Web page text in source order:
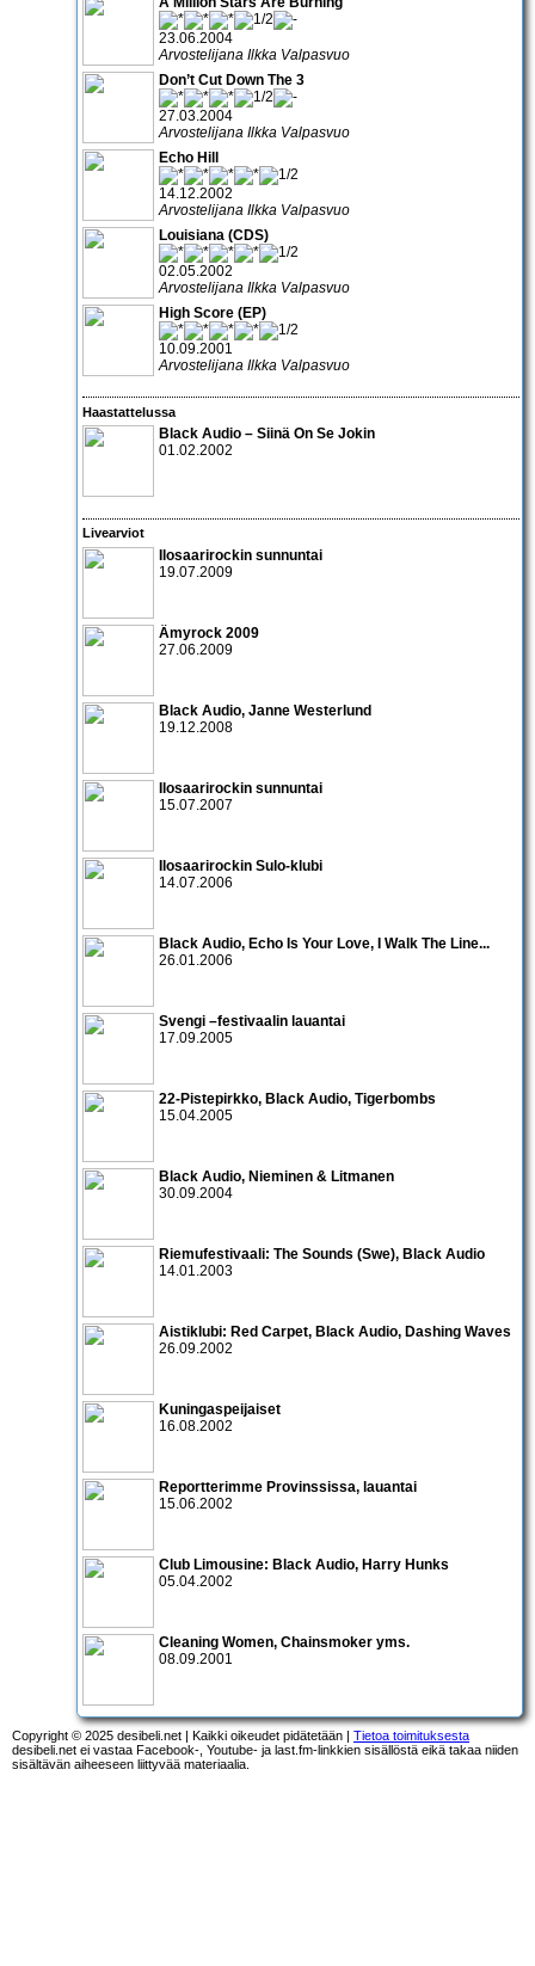
23.06.2004
Arvostelijana Ilkka Valpasvuo
Don’t Cut Down The 3
27.03.2004
Arvostelijana Ilkka Valpasvuo
Echo Hill
14.12.2002
Arvostelijana Ilkka Valpasvuo
Louisiana (CDS)
02.05.2002
Arvostelijana Ilkka Valpasvuo
High Score (EP)
10.09.2001
Arvostelijana Ilkka Valpasvuo
Haastattelussa
Black Audio – Siinä On Se Jokin
01.02.2002
Livearviot
Ilosaarirockin sunnuntai
19.07.2009
Ämyrock 2009
27.06.2009
Black Audio, Janne Westerlund
19.12.2008
Ilosaarirockin sunnuntai
15.07.2007
Ilosaarirockin Sulo-klubi
14.07.2006
Black Audio, Echo Is Your Love, I Walk The Line...
26.01.2006
Svengi –festivaalin lauantai
17.09.2005
22-Pistepirkko, Black Audio, Tigerbombs
15.04.2005
Black Audio, Nieminen & Litmanen
30.09.2004
Riemufestivaali: The Sounds (Swe), Black Audio
14.01.2003
Aistiklubi: Red Carpet, Black Audio, Dashing Waves
26.09.2002
Kuningaspeijaiset
16.08.2002
Reportterimme Provinssissa, lauantai
15.06.2002
Club Limousine: Black Audio, Harry Hunks
05.04.2002
Cleaning Women, Chainsmoker yms.
08.09.2001
Copyright © 2025 desibeli.net | Kaikki oikeudet pidätetään | Tietoa toimituksesta
desibeli.net ei vastaa Facebook-, Youtube- ja last.fm-linkkien sisällöstä eikä takaa niiden
sisältävän aiheeseen liittyvää materiaalia.